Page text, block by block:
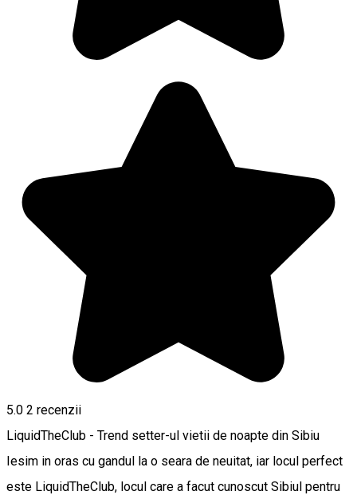
5.0 2 recenzii
LiquidTheClub - Trend setter-ul vietii de noapte din Sibiu
Iesim in oras cu gandul la o seara de neuitat, iar locul perfect
este LiquidTheClub, locul care a facut cunoscut Sibiul pentru